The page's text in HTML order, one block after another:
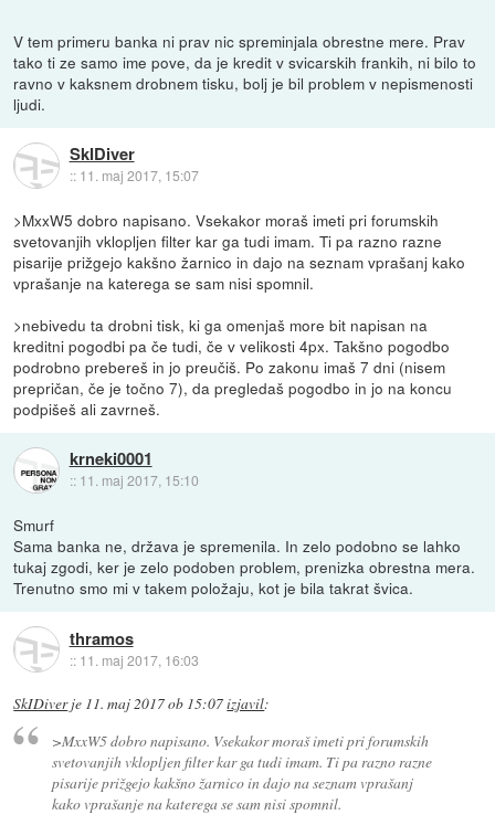
V tem primeru banka ni prav nic spreminjala obrestne mere. Prav
tako ti ze samo ime pove, da je kredit v svicarskih frankih, ni bilo to
ravno v kaksnem drobnem tisku, bolj je bil problem v nepismenosti
ljudi.
SkIDiver
:: 11. maj 2017, 15:07
>MxxW5 dobro napisano. Vsekakor moraš imeti pri forumskih
svetovanjih vklopljen filter kar ga tudi imam. Ti pa razno razne
pisarije prižgejo kakšno žarnico in dajo na seznam vprašanj kako
vprašanje na katerega se sam nisi spomnil.
>nebivedu ta drobni tisk, ki ga omenjaš more bit napisan na
kreditni pogodbi pa če tudi, če v velikosti 4px. Takšno pogodbo
podrobno prebereš in jo preučiš. Po zakonu imaš 7 dni (nisem
prepričan, če je točno 7), da pregledaš pogodbo in jo na koncu
podpišeš ali zavrneš.
krneki0001
:: 11. maj 2017, 15:10
Smurf
Sama banka ne, država je spremenila. In zelo podobno se lahko
tukaj zgodi, ker je zelo podoben problem, prenizka obrestna mera.
Trenutno smo mi v takem položaju, kot je bila takrat švica.
thramos
:: 11. maj 2017, 16:03
SkIDiverje 11. maj 2017 ob 15:07izjavil:
>MxxW5 dobro napisano. Vsekakor moraš imeti pri forumskih
svetovanjih vklopljen filter kar ga tudi imam. Ti pa razno razne
pisarije prižgejo kakšno žarnico in dajo na seznam vprašanj
kako vprašanje na katerega se sam nisi spomnil.